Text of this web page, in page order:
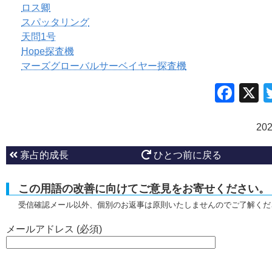
ロス卿
スパッタリング
天問1号
Hope探査機
マーズグローバルサーベイヤー探査機
寡占的成長 ひとつ前に戻る
この用語の改善に向けてご意見をお寄せください。
受信確認メール以外、個別のお返事は原則いたしませんのでご了解く
メールアドレス (必須)